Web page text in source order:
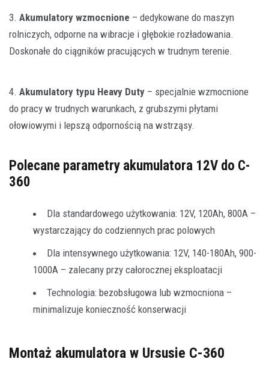
3. Akumulatory wzmocnione – dedykowane do maszyn
rolniczych, odporne na wibracje i głębokie rozładowania.
Doskonałe do ciągników pracujących w trudnym terenie.
4. Akumulatory typu Heavy Duty – specjalnie wzmocnione
do pracy w trudnych warunkach, z grubszymi płytami
ołowiowymi i lepszą odpornością na wstrząsy.
Polecane parametry akumulatora 12V do C-
360
Dla standardowego użytkowania: 12V, 120Ah, 800A –
wystarczający do codziennych prac polowych
Dla intensywnego użytkowania: 12V, 140-180Ah, 900-
1000A – zalecany przy całorocznej eksploatacji
Technologia: bezobsługowa lub wzmocniona –
minimalizuje konieczność konserwacji
Montaż akumulatora w Ursusie C-360